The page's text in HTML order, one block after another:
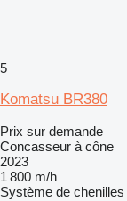
5
Komatsu BR380
Prix sur demande
Concasseur à cône
2023
1 800 m/h
Système de chenilles